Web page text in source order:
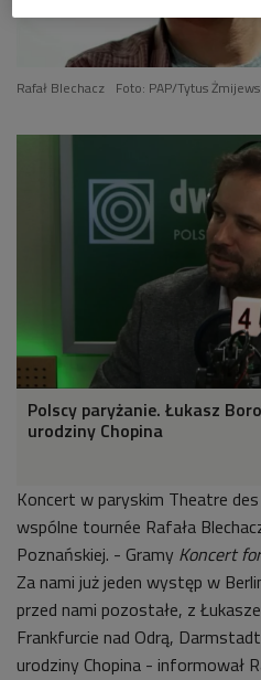
Rafał Blechacz Foto: PAP/Tytus
Polscy paryżanie. Łukasz
urodziny Chopina
Koncert w paryskim Theatre
wspólne tournée Rafała
Poznańskiej. - Gramy Koncert
Za nami już jeden występ w
przed nami pozostałe, z
Frankfurcie nad Odrą,
urodziny Chopina - informował